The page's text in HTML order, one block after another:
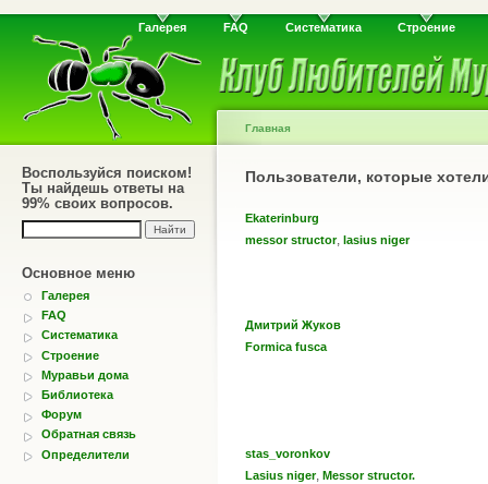
Галерея FAQ Систематика Строение
Воспользуйся поиском!
Ты найдешь ответы на
99% своих вопросов.
Основное меню
Галерея
FAQ
Систематика
Строение
Муравьи дома
Библиотека
Форум
Обратная связь
Определители
Главная
Пользователи, которые
Ekaterinburg
messor structor, lasius niger
Дмитрий Жуков
Formica fusca
stas_voronkov
Lasius niger, Messor structor.